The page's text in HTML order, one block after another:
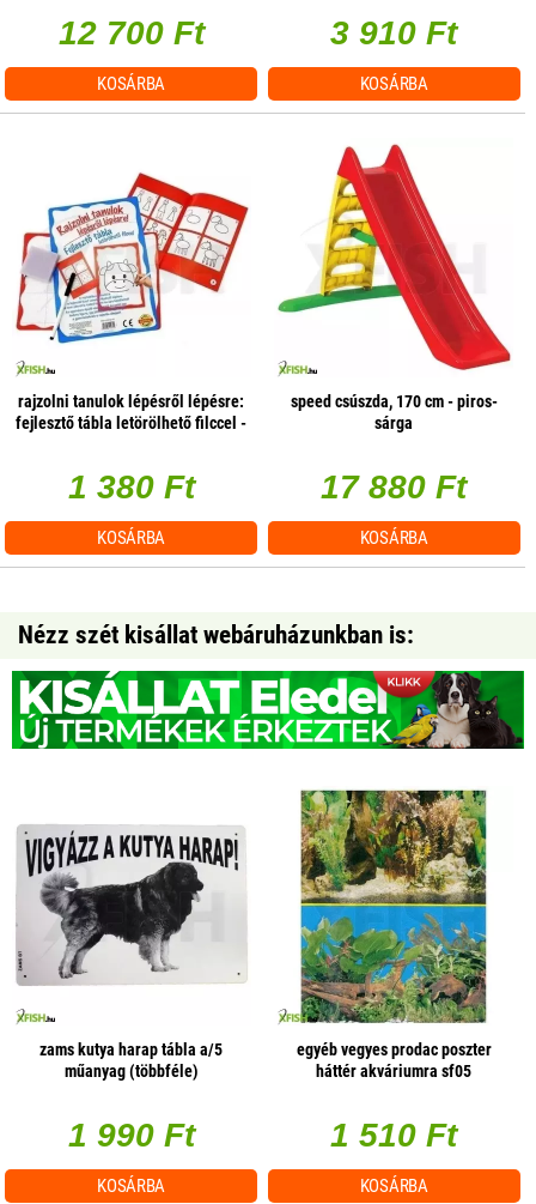
12 700 Ft
KOSÁRBA
3 910 Ft
KOSÁRBA
rajzolni tanulok lépésről lépésre:
fejlesztő tábla letörölhető filccel -
1 380 Ft
KOSÁRBA
speed csúszda, 170 cm - piros-
sárga
17 880 Ft
KOSÁRBA
Nézz szét kisállat webáruházunkban is:
zams kutya harap tábla a/5
műanyag (többféle)
1 990 Ft
KOSÁRBA
egyéb vegyes prodac poszter
háttér akváriumra sf05
1 510 Ft
KOSÁRBA